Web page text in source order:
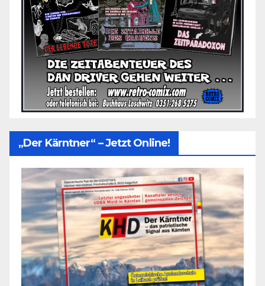
„Der Kärntner“ – Jetzt Online!